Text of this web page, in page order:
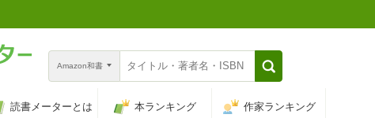
Amazon和書
読書メーターとは 本ランキング 作家ランキング